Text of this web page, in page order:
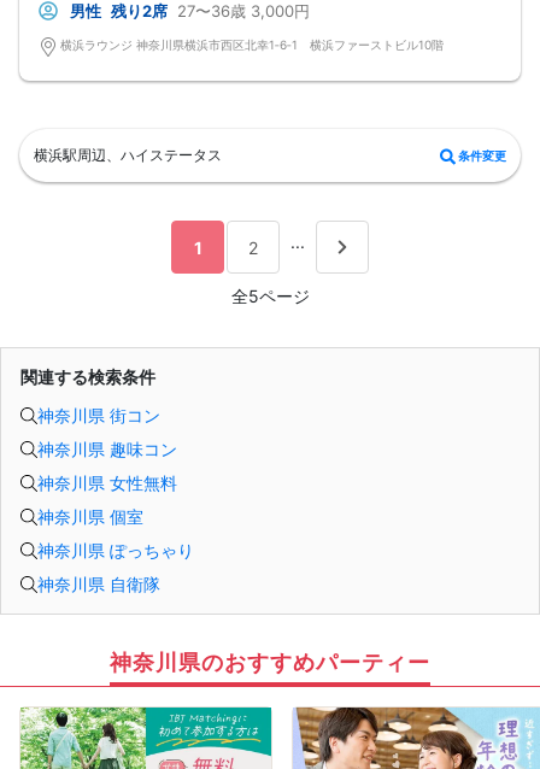
男性 残り2席 27〜36歳 3,000円
横浜ラウンジ 神奈川県横浜市西区北幸1‐6‐1 横浜ファーストビル10階
横浜駅周辺、ハイステータス 条件変更
1 2 ...
全5ページ
関連する検索条件
神奈川県 街コン
神奈川県 趣味コン
神奈川県 女性無料
神奈川県 個室
神奈川県 ぽっちゃり
神奈川県 自衛隊
神奈川県のおすすめパーティー